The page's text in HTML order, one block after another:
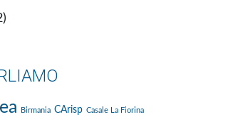
Birmania CArisp Casale La Fiorina